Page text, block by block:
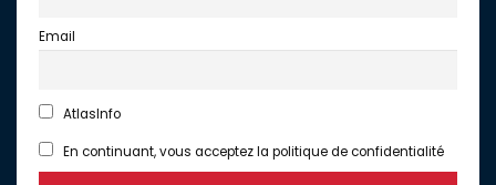
Email
AtlasInfo
En continuant, vous acceptez la politique de confidentialité